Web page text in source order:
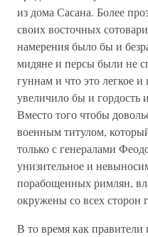
из дома Сасана. Более
своих восточных
намерения было бы и
мидяне и персы были не
гуннам и что это легкое
увеличило бы и гордость
Вместо того чтобы
военным титулом,
только с генералами
унизительное и
порабощенных римлян,
окружены со всех сторон
В то время как